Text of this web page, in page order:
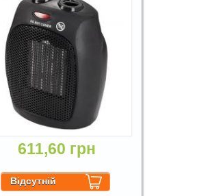
611,60 грн